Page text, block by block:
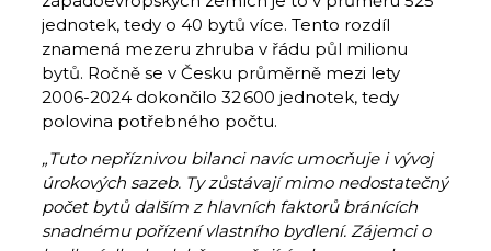
jednotek, tedy o 40 bytů více. Tento rozdíl
znamená mezeru zhruba v řádu půl milionu
bytů. Ročně se v Česku průměrně mezi lety
2006-2024 dokončilo 32 600 jednotek, tedy
polovina potřebného počtu.
„Tuto nepříznivou bilanci navíc umocňuje i vývoj
úrokových sazeb. Ty zůstávají mimo nedostatečný
počet bytů dalším z hlavních faktorů bránících
snadnému pořízení vlastního bydlení. Zájemci o